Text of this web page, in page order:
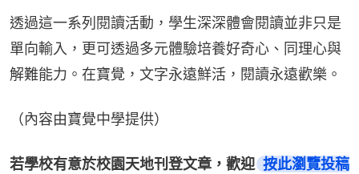
透過這一系列閱讀活動，學生深深體會閱讀並非只是
單向輸入，更可透過多元體驗培養好奇心、同理心與
解難能力。在寶覺，文字永遠鮮活，閱讀永遠歡樂。
（內容由寶覺中學提供）
若學校有意於校園天地刊登文章，歡迎 按此瀏覽投稿